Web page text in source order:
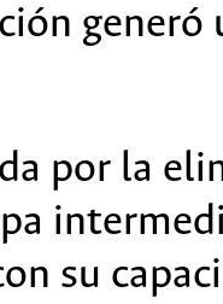
generó
por la
su